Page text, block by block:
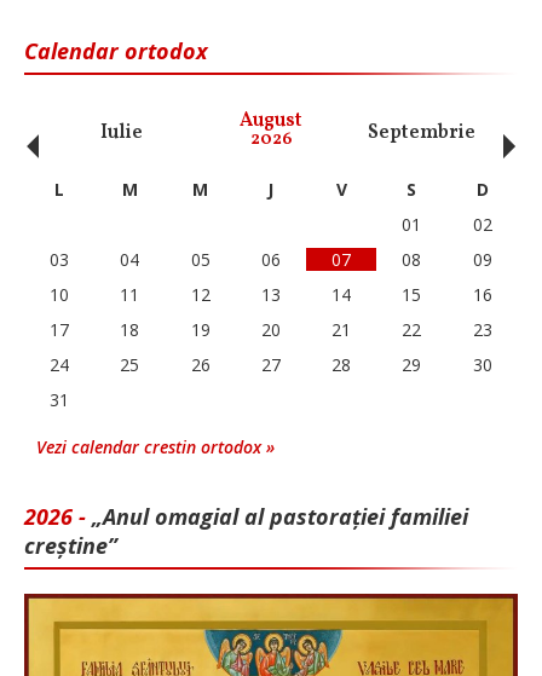
Calendar ortodox
Iulie August
2026 Septembrie
‹ L M M J V S
D
01
02
03
04 05 06 07 08
09
10
11 12 13 14 15
16
17
18 19 20 21 22
23
24
25 26 27 28 29
30
31
Vezi calendar crestin ortodox »
2026 - „Anul omagial al pastorației familiei
creștine”